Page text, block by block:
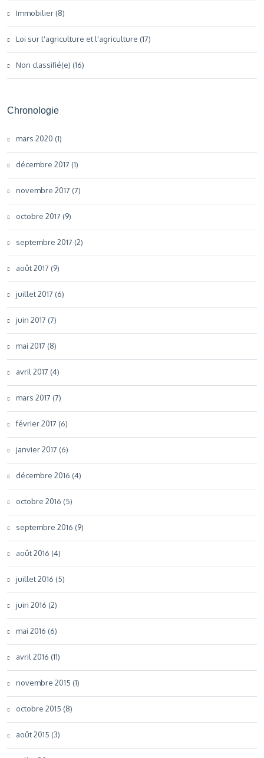
Immobilier (8)
Loi sur l'agriculture et l'agriculture (17)
Non classifié(e) (16)
Chronologie
mars 2020 (1)
décembre 2017 (1)
novembre 2017 (7)
octobre 2017 (9)
septembre 2017 (2)
août 2017 (9)
juillet 2017 (6)
juin 2017 (7)
mai 2017 (8)
avril 2017 (4)
mars 2017 (7)
février 2017 (6)
janvier 2017 (6)
décembre 2016 (4)
octobre 2016 (5)
septembre 2016 (9)
août 2016 (4)
juillet 2016 (5)
juin 2016 (2)
mai 2016 (6)
avril 2016 (11)
novembre 2015 (1)
octobre 2015 (8)
août 2015 (3)